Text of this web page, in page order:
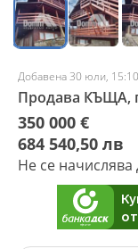
Добавена 30 юли,
Продава КЪЩА,
350 000 €
684 540,50 лв
Не се